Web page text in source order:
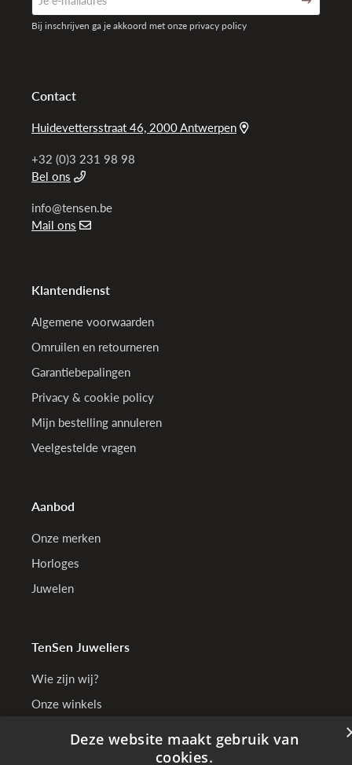
Contact
Huidevettersstraat 46, 2000 Antwerpen
+32 (0)3 231 98 98
Bel ons
info@tensen.be
Mail ons
Klantendienst
Algemene voorwaarden
Omruilen en retourneren
Garantiebepalingen
Privacy & cookie policy
Mijn bestelling annuleren
Veelgestelde vragen
Aanbod
Onze merken
Horloges
Juwelen
TenSen Juweliers
Wie zijn wij?
Onze winkels
Bij inschrijven ga je akkoord met onze privacy policy
Deze website maakt gebruik van
cookies.